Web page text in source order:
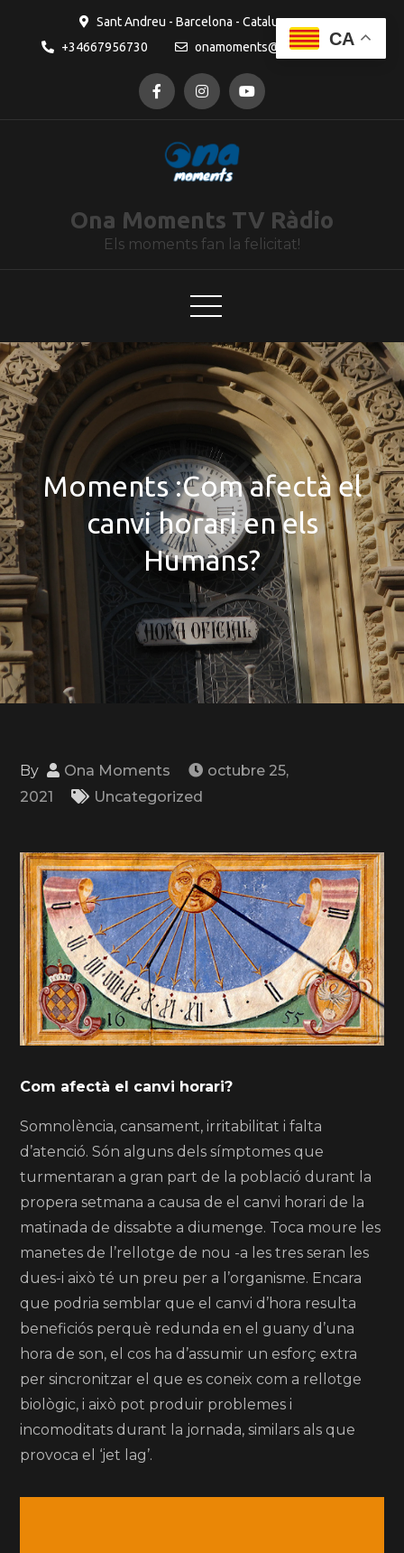
Sant Andreu - Barcelona - Catalunya
+34667956730
onamoments@gmail.com
Ona Moments TV Ràdio
Els moments fan la felicitat!
Moments :Com afectà el
canvi horari en els
Humans?
By Ona Moments
octubre 25,
2021
Uncategorized
Com afectà el canvi horari?
Somnolència, cansament, irritabilitat i falta
d’atenció. Són alguns dels símptomes que
turmentaran a gran part de la població durant la
propera setmana a causa de el canvi horari de la
matinada de dissabte a diumenge. Toca moure les
manetes de l’rellotge de nou -a les tres seran les
dues-i això té un preu per a l’organisme. Encara
que podria semblar que el canvi d’hora resulta
beneficiós perquè redunda en el guany d’una
hora de son, el cos ha d’assumir un esforç extra
per sincronitzar el que es coneix com a rellotge
biològic, i això pot produir problemes i
incomoditats durant la jornada, similars als que
provoca el ‘jet lag’.
CA